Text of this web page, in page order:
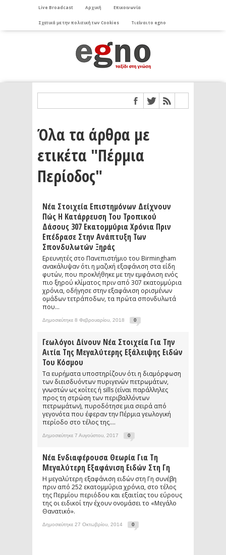
Live Broadcast Αρχική Επικοινωνία
Σχετικά με την πολιτική των Cookies Τι είναι το egno
Όλα τα άρθρα με
ετικέτα "Πέρμια
Περίοδος"
Νέα Στοιχεία Επιστημόνων Δείχνουν
Πώς Η Κατάρρευση Του Τροπικού
Δάσους 307 Εκατομμύρια Χρόνια Πριν
Επέδρασε Στην Ανάπτυξη Των
Σπονδυλωτών Ξηράς
Ερευνητές στο Πανεπιστήμιο του Birmingham
ανακάλυψαν ότι η μαζική εξαφάνιση στα είδη
φυτών, που προκλήθηκε με την εμφάνιση ενός
πιο ξηρού κλίματος πριν από 307 εκατομμύρια
χρόνια, οδήγησε στην εξαφάνιση ορισμένων
ομάδων τετράποδων, τα πρώτα σπονδυλωτά
που...
Δημοσιεύτηκε 8 Φεβρουαρίου, 2018 0
Γεωλόγοι Δίνουν Νέα Στοιχεία Για Την
Αιτία Της Μεγαλύτερης Εξάλειψης Ειδών
Του Κόσμου
Τα ευρήματα υποστηρίζουν ότι η διαμόρφωση
των διεισδυόντων πυριγενών πετρωμάτων,
γνωστών ως κοίτες ή sills (είναι παράλληλες
προς τη στρώση των περιβαλλόντων
πετρωμάτων), πυροδότησε μια σειρά από
γεγονότα που έφεραν την Πέρμια γεωλογική
περίοδο στο τέλος της....
Δημοσιεύτηκε 7 Αυγούστου, 2017 0
Νέα Ενδιαφέρουσα Θεωρία Για Τη
Μεγαλύτερη Εξαφάνιση Ειδών Στη Γη
Η μεγαλύτερη εξαφάνιση ειδών στη Γη συνέβη
πριν από 252 εκατομμύρια χρόνια, στο τέλος
της Περμίου περιόδου και εξαιτίας του εύρους
της οι ειδικοί την έχουν ονομάσει το «Μεγάλο
Θανατικό».
Δημοσιεύτηκε 27 Οκτωβρίου, 2014 0